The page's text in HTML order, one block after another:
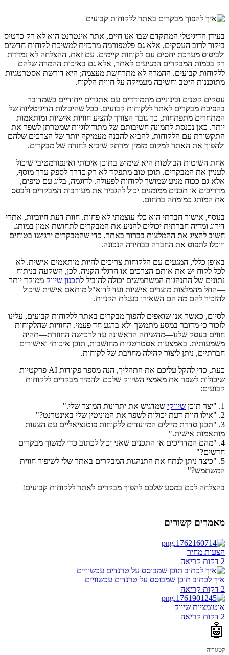
בעידן הדיגיטלי המתקדם שבו אנו חיים, אתר אינטרנט הוא לא רק כרטיס
ביקור לרוב העסקים, אלא גם פלטפורמה מרכזית למשיכת לקוחות חדשים
ולביסוס מערכת יחסים עם לקוחות קיימים. עם זאת, ההצלחה לא נמדדת
רק בכמות המבקרים המגיעים לאתר, אלא גם באיכות ההמרה שלהם
ללקוחות קבועים. ההמרה לא מתרחשת מעצמה; היא דורשת אסטרטגיות
מתוכננות היטב וחשיבה מעמיקה על חווית הלקוח.
עסקים קטנים ובינוניים מתמודדים עם אתגרים ייחודיים כשמדובר
בהפיכת מבקרים לאתר ללקוחות קבועים. ככל שהיכולות הדיגיטליות של
המתחרים מתפתחות, כך גובר הצורך להציע חוויות אישיות ומותאמות
יותר. כאן נכנסת לתמונה חשיבותם של מתודולוגיות שמטרתן לשפר את
התקשורת עם הלקוחות, להביא להבנה מעמיקה יותר של הצרכים שלהם
ולהפוך את האתר למקום מזמין ומרתק שיביא לחזרה של מבקרים.
אחת השיטות הבולטות היא שימוש בתוכן איכותי ואינפורמטיבי שיכול
לעניין את המבקרים. תוכן טוב מתפקד לא רק כדרך לספק ערך מוסף,
אלא גם ככוח מניע שמושך לקוחות לפעולה. לדוגמה, בלוג עם טיפים,
מדריכים או תכנים ממומנים יכול להגביר את מעורבות המבקרים ולבסס
את המותג כמומחה בתחום.
בנוסף, אישור חברתי הוא כלי עוצמתי לא פחות. חוות דעת חיוביות, אתרי
דירוג ומדיה חברתית יכולים להניע את המבקרים לתחושת אמון במותג.
חשוב להציג את ההמלצות בברור באתר, כדי שהמבקרים ירגישו בטוחים
ויוכלו לתפוס את החברה כבחירה הנכונה.
באופן כללי, המגעים עם הלקוחות צריכים להיות מותאמים אישית. לא
לכל לקוח יש את אותם הצרכים או הרגלי הקניה. לכן, השקעה בניתוח
נתונים של התנהגות המשתמשים יכולה להוביל לתכנון שיווק ממוקד יותר
—החל מהמלצות מוצרים אישיות ועד לדוא"ל מותאם אישית שיכול
להזכיר להם מה הם השאירו בעגלת הקניות.
לסיום, כאשר אנו שואפים להפוך מבקרים באתר ללקוחות קבועים, עלינו
לזכור כי מדובר במסע מתמשך ולא ברגע חד פעמי. החוויות שהלקוחות
חווים בעסק שלנו—מהשיחה הראשונה עד לרכישה החוזרת—תהיה
משמעותית. באמצעות אסטרטגיות מחושבות, תוכן איכותי ואישורים
חברתיים, ניתן ליצור קהילה מחויבת של לקוחות.
כעת, כדי להקל עליכם את התהליך, הנה מספר פקודות AI פרקטיות
שיכולות לשפר את מאמצי השיווק שלכם ולהמיר מבקרים ללקוחות
קבועים:
1. "יצר תוכן
שיווקי שמדגיש את יתרונות המוצר שלי."
2. "אילו חוות דעת יכולות לשפר את המוניטין שלי באינטרנט?"
3. "תכנן סדרת מיילים המיועדים ללקוחות פוטנציאליים עם הצעות
מותאמות אישית."
4. "מהם המדריכים או התכנים שאני יכול לכתוב כדי למשוך מבקרים
חדשים?"
5. "כיצד ניתן לנתח את התנהגות המבקרים באתר שלי לשיפור חווית
המשתמש?"
בהצלחה לכם במסע שלכם להפוך מבקרים לאתר ללקוחות קבועים!
מאמרים קשורים
הצעות מחיר
2 דקות קריאה
איך לכתוב תוכן שמבוסס על טרנדים עכשוויים
2 דקות קריאה
אוטומציות שיווק
2 דקות קריאה
🤖
קטגוריה